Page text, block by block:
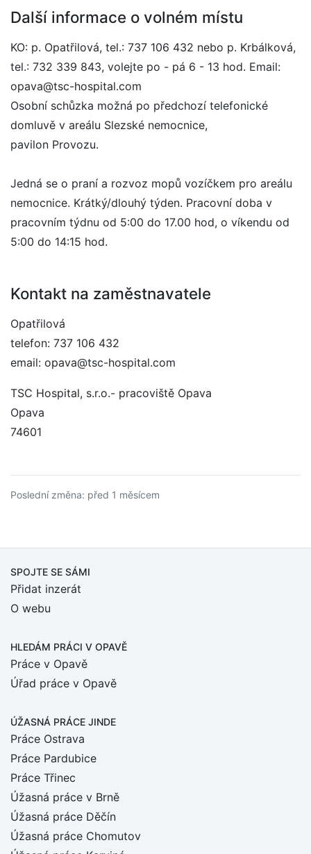
Další informace o volném místu
KO: p. Opatřilová, tel.: 737 106 432 nebo p. Krbálková,
tel.: 732 339 843, volejte po - pá 6 - 13 hod. Email:
opava@tsc-hospital.com
Osobní schůzka možná po předchozí telefonické
domluvě v areálu Slezské nemocnice,
pavilon Provozu.
Jedná se o praní a rozvoz mopů vozíčkem pro areálu
nemocnice. Krátký/dlouhý týden. Pracovní doba v
pracovním týdnu od 5:00 do 17.00 hod, o víkendu od
5:00 do 14:15 hod.
Kontakt na zaměstnavatele
Opatřilová
telefon: 737 106 432
email: opava@tsc-hospital.com
TSC Hospital, s.r.o.- pracoviště Opava
Opava
74601
Poslední změna: před 1 měsícem
SPOJTE SE SÁMI
Přidat inzerát
O webu
HLEDÁM PRÁCI V OPAVĚ
Práce v Opavě
Úřad práce v Opavě
ÚŽASNÁ PRÁCE JINDE
Práce Ostrava
Práce Pardubice
Práce Třinec
Úžasná práce v Brně
Úžasná práce Děčín
Úžasná práce Chomutov